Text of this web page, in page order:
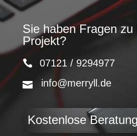
Sie haben Fragen zu
Projekt?
07121 / 9294977
info@merryll.de
Kostenlose Beratung